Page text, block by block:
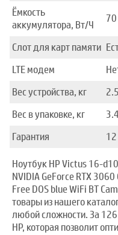
Ёмкость
аккумулятора, Вт/Ч
70
Слот для карт памяти
LTE модем
Вес устройства, кг
2.5
Вес в упаковке, кг
3.4
Гарантия
Ноутбук HP Victus 16-
NVIDIA GeForce RTX
Free DOS blue WiFi BT
товары из нашего
любой сложности. За
HP, которая позволит